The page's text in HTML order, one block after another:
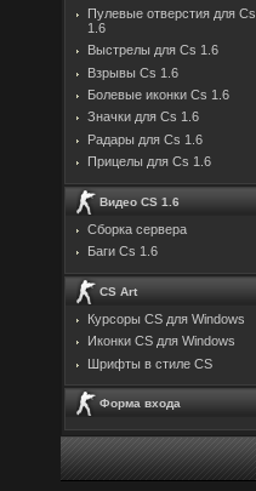
Пулевые отверстия для Cs
1.6
Выстрелы для Cs 1.6
Взрывы Cs 1.6
Болевые иконки Cs 1.6
Значки для Cs 1.6
Радары для Cs 1.6
Прицелы для Cs 1.6
Видео CS 1.6
Сборка сервера
Баги Cs 1.6
CS Art
Курсоры CS для Windows
Иконки CS для Windows
Шрифты в стиле CS
Форма входа